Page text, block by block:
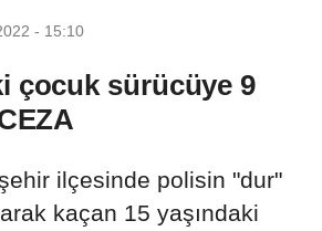
- 15:10
çocuk sürücüye 9
ilçesinde polisin "dur"
kaçan 15 yaşındaki